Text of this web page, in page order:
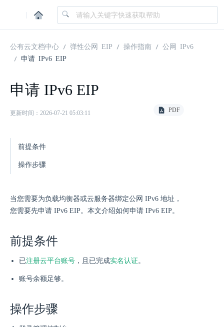
|
公有云文档中心 弹性公网 EIP 操作指南
公网 IPv6
申请 IPv6 EIP
申请 IPv6 EIP
更新时间：2026-07-21 05:03:11 PDF
前提条件
操作步骤
当您需要为负载均衡器或云服务器绑定公网 IPv6 地址，
您需要先申请 IPv6 EIP。本文介绍如何申请 IPv6 EIP。
前提条件
已注册云平台账号 ，且已完成实名认证。
账号余额足够。
操作步骤